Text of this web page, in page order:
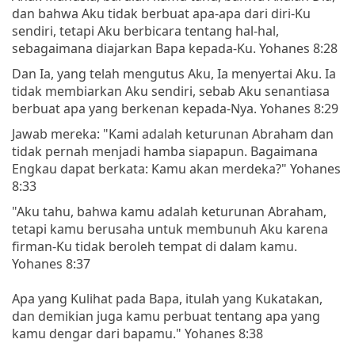
dan bahwa Aku tidak berbuat apa-apa dari diri-Ku
sendiri, tetapi Aku berbicara tentang hal-hal,
sebagaimana diajarkan Bapa kepada-Ku. Yohanes 8:28
Dan Ia, yang telah mengutus Aku, Ia menyertai Aku. Ia
tidak membiarkan Aku sendiri, sebab Aku senantiasa
berbuat apa yang berkenan kepada-Nya. Yohanes 8:29
Jawab mereka: "Kami adalah keturunan Abraham dan
tidak pernah menjadi hamba siapapun. Bagaimana
Engkau dapat berkata: Kamu akan merdeka?" Yohanes
8:33
"Aku tahu, bahwa kamu adalah keturunan Abraham,
tetapi kamu berusaha untuk membunuh Aku karena
firman-Ku tidak beroleh tempat di dalam kamu.
Yohanes 8:37
Apa yang Kulihat pada Bapa, itulah yang Kukatakan,
dan demikian juga kamu perbuat tentang apa yang
kamu dengar dari bapamu." Yohanes 8:38